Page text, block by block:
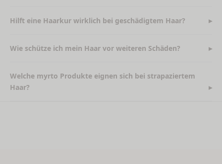
Hilft eine Haarkur wirklich bei geschädigtem Haar?
Wie schütze ich mein Haar vor weiteren Schäden?
Welche myrto Produkte eignen sich bei strapaziertem
Haar?